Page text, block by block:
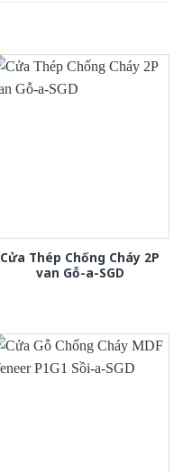
Cửa Thép Chống Cháy 2P
van Gỗ-a-SGD